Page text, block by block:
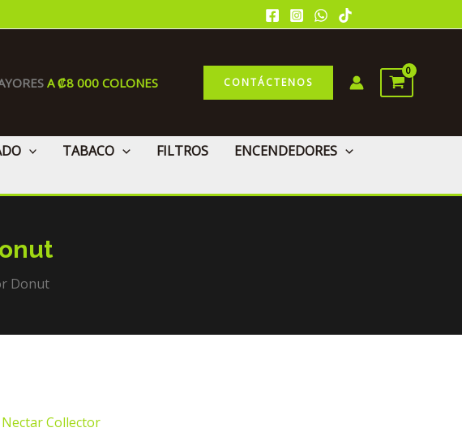
A ₡8 000 COLONES CONTÁCTENOS
TABACO FILTROS
ENCENDEDORES
Donut
Nectar Collector